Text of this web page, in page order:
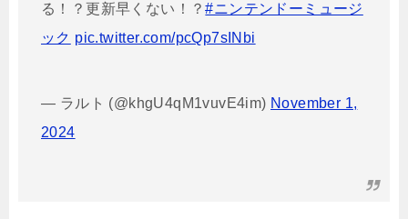
る！？更新早くない！？#ニンテンドーミュージ
ック pic.twitter.com/pcQp7sINbi
— ラルト (@khgU4qM1vuvE4im) November 1,
2024